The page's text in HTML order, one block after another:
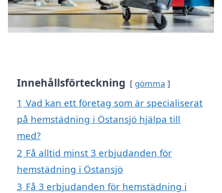
Innehållsförteckning gömma
1 Vad kan ett företag som är specialiserat
på hemstädning i Östansjö hjälpa till
med?
2 Få alltid minst 3 erbjudanden för
hemstädning i Östansjö
3 Få 3 erbjudanden för hemstädning i